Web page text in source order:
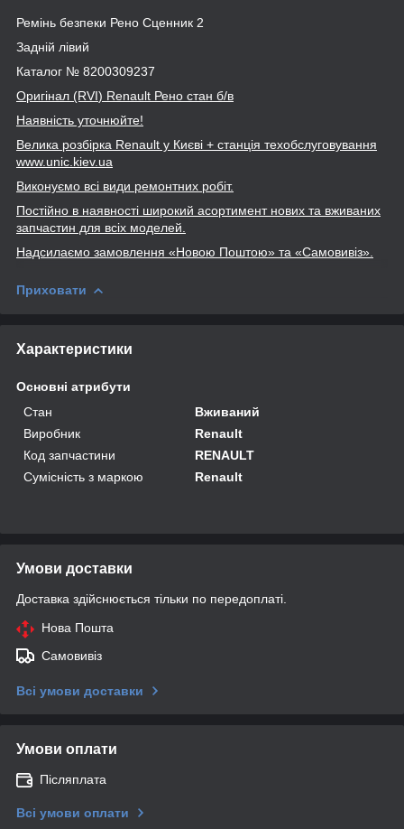
Ремінь безпеки Рено Сценник 2
Задній лівий
Каталог № 8200309237
Оригінал (RVI) Renault Рено стан б/в
Наявність уточнюйте!
Велика розбірка Renault у Києві + станція техобслуговування
www.unic .kiev.ua
Виконуємо всі види ремонтних робіт.
Постійно в наявності широкий асортимент нових та вживаних
запчастин для всіх моделей.
Надсилаємо замовлення «Новою Поштою» та «Самовивіз».
Приховати
Характеристики
Основні атрибути
Стан
Вживаний
Виробник
Renault
Код запчастини
RENAULT
Сумісність з маркою
Renault
Умови доставки
Доставка здійснюється тільки по передоплаті.
Нова Пошта
Самовивіз
Всі умови доставки
Умови оплати
Післяплата
Всі умови оплати